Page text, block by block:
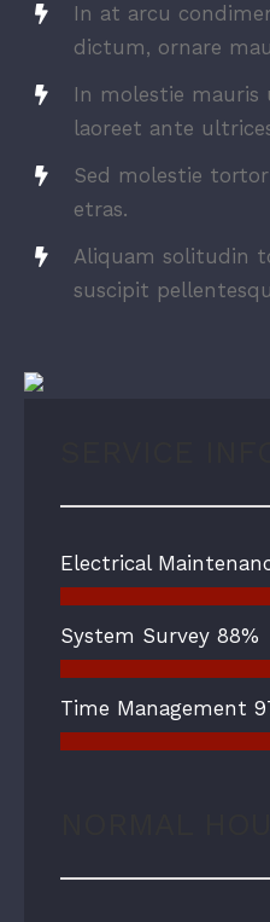
In at arcu
dictum, ornare
In molestie mauris
laoreet ante
Sed molestie
etras.
Aliquam solitudin
suscipit
Electrical
System Survey 88%
Time Management